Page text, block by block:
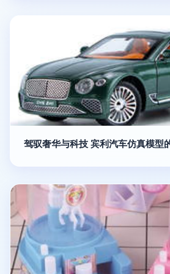
驾驭奢华与科技 宾利汽车仿真模型